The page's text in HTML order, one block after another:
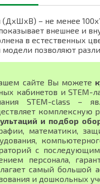
– не менее
внешнее и
в естественных
позволяют
сайте Вы можете
кабинетов и
STEM-class –
комплексную
и подбор
математики,
с
персонала,
самый большой
и дошкольных